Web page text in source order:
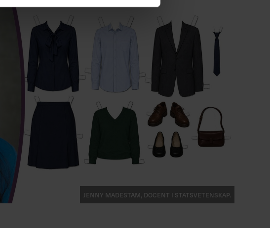
Jenny Madestam, docent i statsvetenskap.